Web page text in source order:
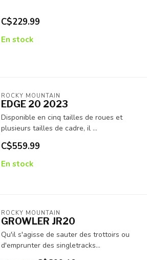
C$229.99
En stock
ROCKY MOUNTAIN
EDGE 20 2023
Disponible en cinq tailles de roues et
plusieurs tailles de cadre, il ...
C$559.99
En stock
ROCKY MOUNTAIN
GROWLER JR20
Qu'il s'agisse de sauter des trottoirs ou
d'emprunter des singletracks...